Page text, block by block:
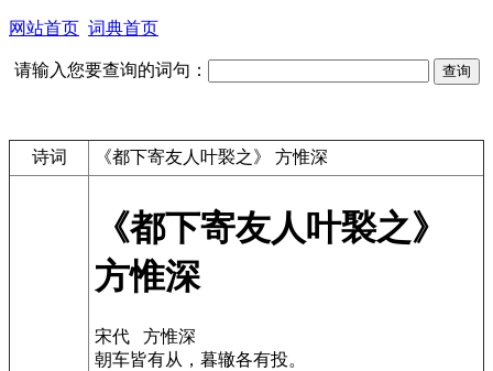
网站首页 词典首页
请输入您要查询的词句：
诗词 《都下寄友人叶褧之》 方惟深
《都下寄友人叶褧之》
方惟深
宋代 方惟深
朝车皆有从，暮辙各有投。